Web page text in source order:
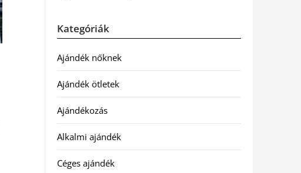
Kategóriák
Ajándék nőknek
Ajándék ötletek
Ajándékozás
Alkalmi ajándék
Céges ajándék